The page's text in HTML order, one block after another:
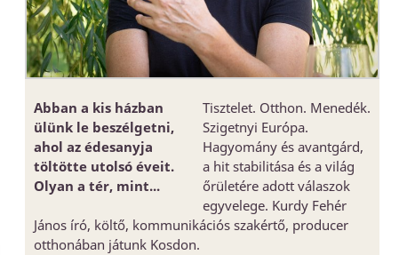
Abban a kis házban
ülünk le beszélgetni,
ahol az édesanyja
töltötte utolsó éveit.
Olyan a tér, mint...
Tisztelet. Otthon. Menedék.
Szigetnyi Európa.
Hagyomány és avantgárd,
a hit stabilitása és a világ
őrületére adott válaszok
egyvelege. Kurdy Fehér
János író, költő, kommunikációs szakértő, producer
otthonában játunk Kosdon.